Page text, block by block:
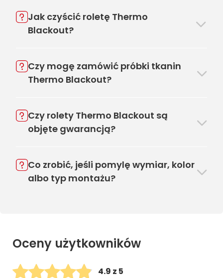
Jak czyścić roletę Thermo
Blackout?
Czy mogę zamówić próbki tkanin
Thermo Blackout?
Czy rolety Thermo Blackout są
objęte gwarancją?
Co zrobić, jeśli pomylę wymiar, kolor
albo typ montażu?
Oceny użytkowników
4.9 z 5